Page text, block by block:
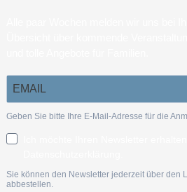
Geben Sie bitte Ihre E-Mail-Adresse für die
Sie können den Newsletter jederzeit über den
abbestellen.